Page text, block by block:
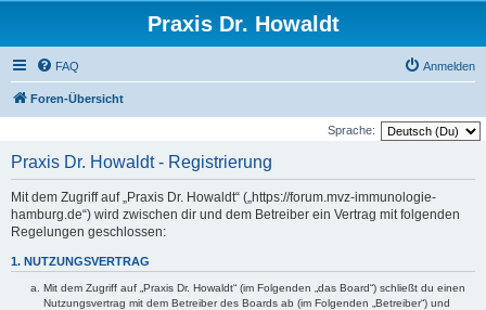
Praxis Dr. Howaldt
FAQ Anmelden
Foren-Übersicht
Sprache:
Praxis Dr. Howaldt - Registrierung
Mit dem Zugriff auf „Praxis Dr. Howaldt“ („https://forum.mvz-immunologie-
hamburg.de“) wird zwischen dir und dem Betreiber ein Vertrag mit folgenden
Regelungen geschlossen:
1. NUTZUNGSVERTRAG
Mit dem Zugriff auf „Praxis Dr. Howaldt“ (im Folgenden „das Board“) schließt du einen
Nutzungsvertrag mit dem Betreiber des Boards ab (im Folgenden „Betreiber“) und